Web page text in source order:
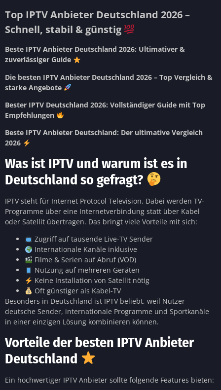
Top IPTV Anbieter Deutschland 2026 –
Schnell, stabil & günstig
Beste IPTV Anbieter Deutschland 2026: Ultimativer &
zuverlässiger Guide
Die besten IPTV Anbieter Deutschland 2026 – Top Vergleich &
starke Angebote
Bester IPTV Deutschland 2026: Vollständiger Guide mit Top
Empfehlungen
Beste IPTV Anbieter Deutschland: Der ultimative Vergleich
2026
Was ist IPTV und warum ist es in
Deutschland so gefragt?
IPTV steht für Internet Protocol Television. Dabei werden TV-
Programme über eine Internetverbindung statt über Kabel
oder Satellit übertragen. Das bringt viele Vorteile mit sich:
Zugriff auf tausende Live-TV Sender
Internationale Kanäle inklusive
Filme & Serien auf Abruf (VOD)
Nutzung auf mehreren Geräten
Keine Installation von Satellit nötig
Oft günstiger als Kabel-TV
Besonders in Deutschland ist IPTV beliebt, weil Nutzer
deutsche Sender, internationale Programme und Sportkanäle
in einer einzigen Lösung kombinieren können.
Vorteile der besten IPTV Anbieter
Deutschland
Ein hochwertiger IPTV Anbieter sollte folgende Features bieten: